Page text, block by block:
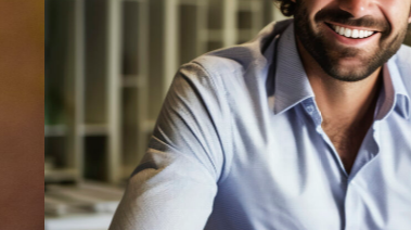
ENTRE 40 ET
?
EFFECTUEZ LE TEST